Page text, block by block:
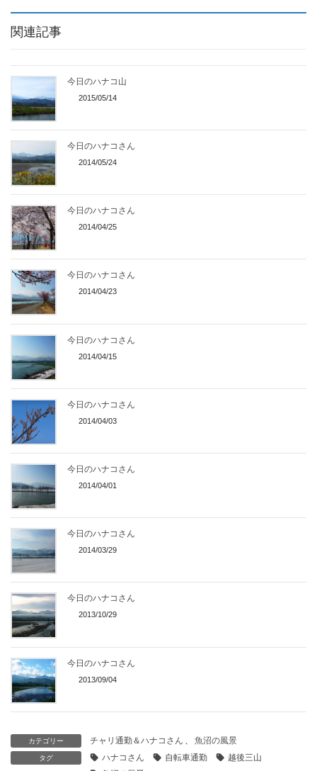
関連記事
今日のハナコ山
2015/05/14
今日のハナコさん
2014/05/24
今日のハナコさん
2014/04/25
今日のハナコさん
2014/04/23
今日のハナコさん
2014/04/15
今日のハナコさん
2014/04/03
今日のハナコさん
2014/04/01
今日のハナコさん
2014/03/29
今日のハナコさん
2013/10/29
今日のハナコさん
2013/09/04
カテゴリー チャリ通勤＆ハナコさん 魚沼の風景
タグ ハナコさん 自転車通勤
越後三山